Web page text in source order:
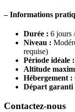
–Informations
Durée : 6 jours
Niveau :
requise)
Période idéale :
Altitude
Hébergement :
Départ garanti
Contactez-nous